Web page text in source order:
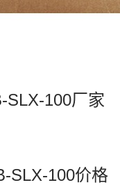
SLX-100厂家
SLX-100价格